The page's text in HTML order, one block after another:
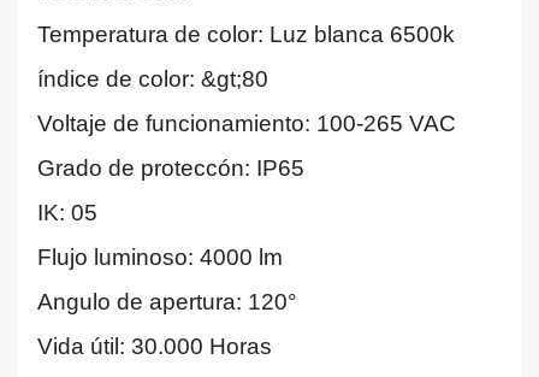
Temperatura de color: Luz blanca 6500k
índice de color: &gt;80
Voltaje de funcionamiento: 100-265 VAC
Grado de proteccón: IP65
IK: 05
Flujo luminoso: 4000 lm
Angulo de apertura: 120°
Vida útil: 30.000 Horas